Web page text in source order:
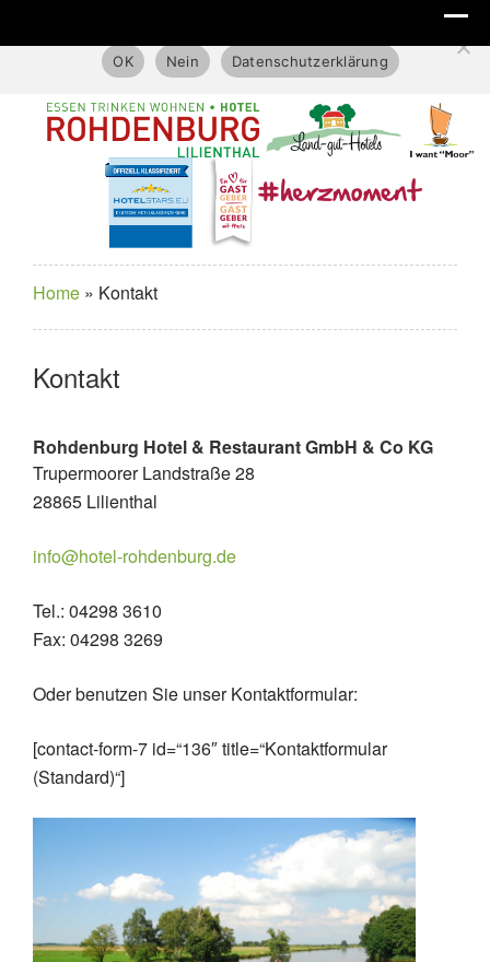
Home » Kontakt
Kontakt
Rohdenburg Hotel & Restaurant GmbH & Co KG
Trupermoorer Landstraße 28
28865 Lilienthal
info@hotel-rohdenburg.de
Tel.: 04298 3610
Fax: 04298 3269
Oder benutzen Sie unser Kontaktformular:
[contact-form-7 id=“136″ title=“Kontaktformular
(Standard)“]
OK
Nein Datenschutzerklärung